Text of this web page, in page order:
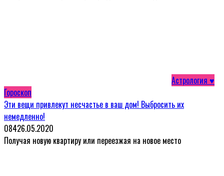
Астрология ♥
Гороскоп
Эти вещи привлекут несчастье в ваш дом! Выбросить их
немедленно!
08426.05.2020
Получая новую квартиру или переезжая на новое место